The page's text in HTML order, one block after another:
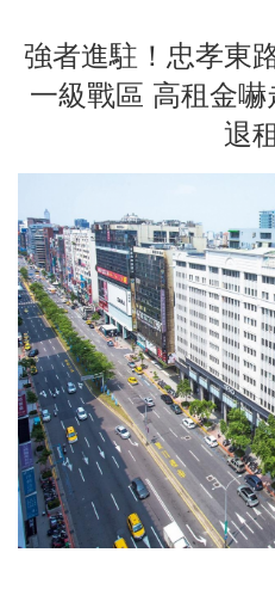
強者進駐！忠孝東
一級戰區 高租金
退